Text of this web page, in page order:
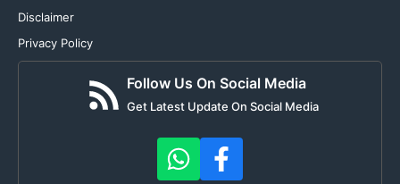
Disclaimer
Privacy Policy
Follow Us On Social Media
Get Latest Update On Social Media